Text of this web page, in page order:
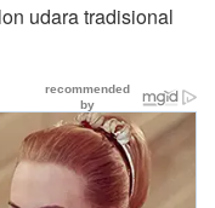
udara tradisional